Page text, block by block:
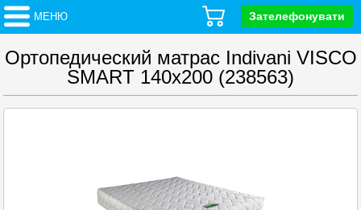
МЕНЮ Зателефонувати
Ортопедический матрас Indivani VISCO
SMART 140x200 (238563)